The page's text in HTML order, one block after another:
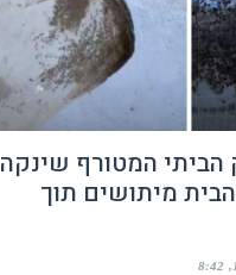
הביתי המטורף שינקה
מיתושים תוך
8:42